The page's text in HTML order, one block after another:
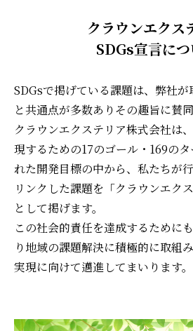
クラウンエクス
SDGs宣言に
SDGsで掲げている課題は、弊社
と共通点が多数ありその趣旨に賛同
クラウンエクステリア株式会社は
現するための17のゴール・169の
れた開発目標の中から、私たちが
リンクした課題を「クラウンエク
として掲げます。
この社会的責任を達成するために
り地域の課題解決に積極的に取組
実現に向けて邁進してまいります。